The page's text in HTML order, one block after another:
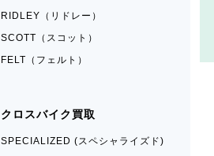
RIDLEY（リドレー）
SCOTT（スコット）
FELT（フェルト）
クロスバイク買取
SPECIALIZED (スペシャライズド)